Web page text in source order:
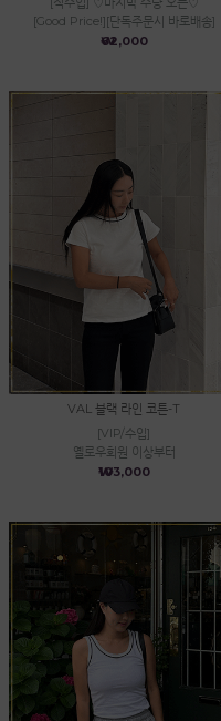
[Good Price!][단독주문시 바로배송]
₩62,000
VAL 블랙 라인 코튼-T
[VIP/수입]
옐로우회원 이상부터
₩103,000